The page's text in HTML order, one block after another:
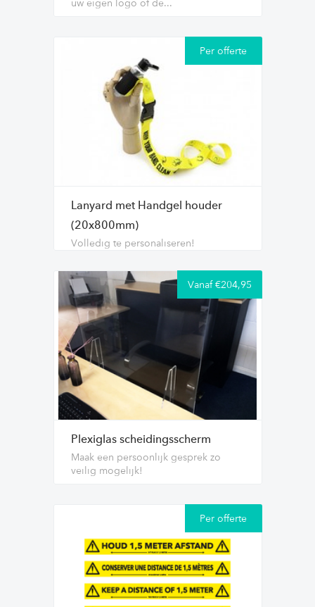
uw eigen logo of de...
Per offerte
Lanyard met Handgel houder
(20x800mm)
Volledig te personaliseren!
Vanaf €204,95
Plexiglas scheidingsscherm
Maak een persoonlijk gesprek zo
veilig mogelijk!
Per offerte